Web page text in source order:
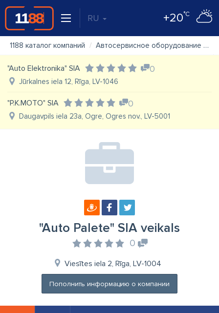
RU +20°C
1188 каталог компаний Автосервисное оборудование
"Auto Elektronika" SIA 0
Jūrkalnes iela 12, Rīga, LV-1046
"P.K.MOTO" SIA 0
Daugavpils iela 23a, Ogre, Ogres nov., LV-5001
"Auto Palete" SIA veikals
0
Viesītes iela 2, Rīga, LV-1004
Пополнить информацию о компании